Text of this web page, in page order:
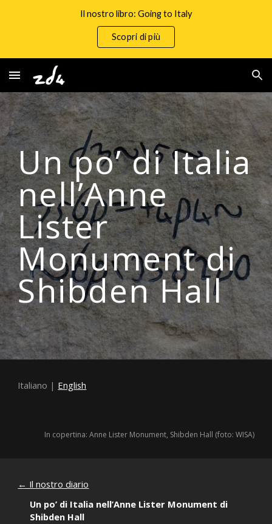
Skip to navigation
Il nostro libro: Going to Italy
Scopri di più
Un po’ di Italia
nell’Anne
Lister
Monument di
Shibden Hall
Italiano | English
In copertina: Anne Lister Monument, Shibden Hall (foto: WISA)
← Il nostro diario
Un po’ di Italia nell’Anne Lister Monument di
Shibden Hall